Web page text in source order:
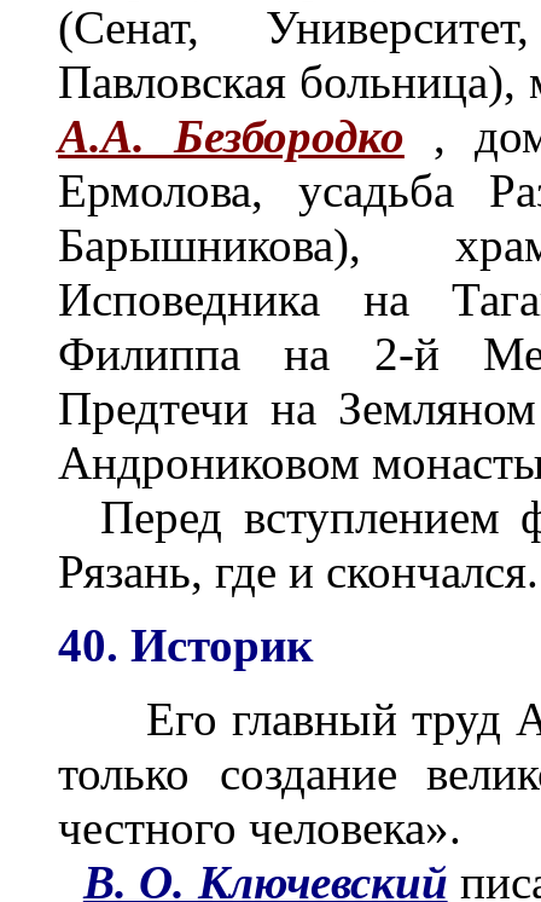
(Сенат,
Павловская больница),
А.А. Безбородко
,
Ермолова, усадьба
Барышникова),
Исповедника на
Филиппа на 2-й
Предтечи на
Андрониковом
Перед вступлением
Рязань, где и скончался.
40. Историк
Его главный труд
только создание
честного человека».
В. О. Ключевский